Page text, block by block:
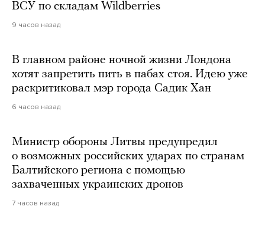
ВСУ по складам Wildberries
9 часов назад
В главном районе ночной жизни Лондона
хотят запретить пить в пабах стоя. Идею уже
раскритиковал мэр города Садик Хан
6 часов назад
Министр обороны Литвы предупредил
о возможных российских ударах по странам
Балтийского региона с помощью
захваченных украинских дронов
7 часов назад